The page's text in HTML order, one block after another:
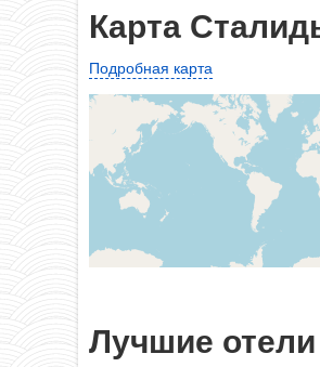
Карта
Подробная карта
Лучшие